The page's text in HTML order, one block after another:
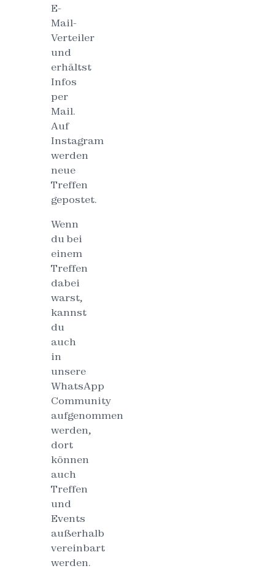
E-
Mail-
Verteiler
und
erhältst
Infos
per
Mail.
Auf
Instagram
werden
neue
Treffen
gepostet.
Wenn
du bei
einem
Treffen
dabei
warst,
kannst
du
auch
in
unsere
WhatsApp
Community
aufgenommen
werden,
dort
können
auch
Treffen
und
Events
außerhalb
vereinbart
werden.